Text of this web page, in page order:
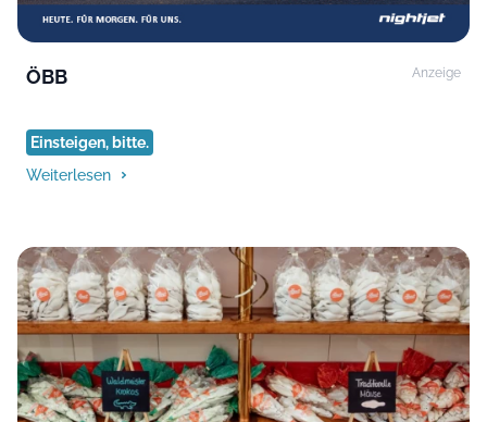
ÖBB Anzeige
Einsteigen, bitte.
Weiterlesen